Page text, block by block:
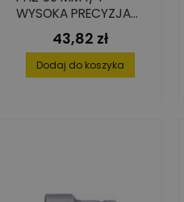
WYSOKA PRECYZJA
WKRĘCANIA 10 SZT.
Cena
43,82 zł
Dodaj do koszyka